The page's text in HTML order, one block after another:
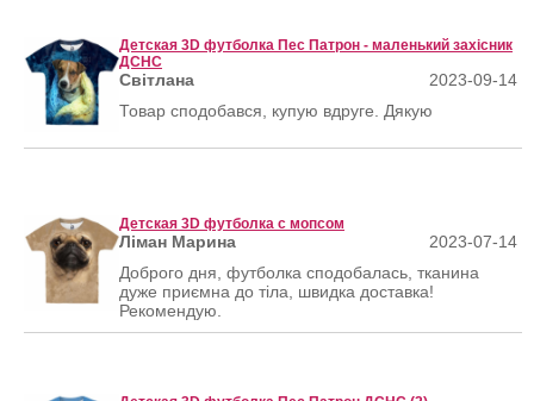
Детская 3D футболка Пес Патрон - маленький захісник
ДСНС
Світлана
2023-09-14
Товар сподобався, купую вдруге. Дякую
Детская 3D футболка с мопсом
Ліман Марина
2023-07-14
Доброго дня, футболка сподобалась, тканина
дуже приємна до тіла, швидка доставка!
Рекомендую.